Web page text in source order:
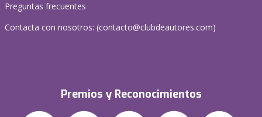
Preguntas frecuentes
Contacta con nosotros: (contacto@clubdeautores.com)
Premios y Reconocimientos